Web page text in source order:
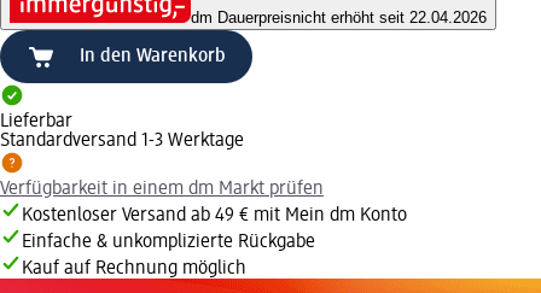
dm Dauerpreisnicht erhöht seit 22.04.2026
In den Warenkorb
Lieferbar
Standardversand 1-3 Werktage
Verfügbarkeit in einem dm Markt prüfen
Kostenloser Versand ab 49 € mit Mein dm Konto
Einfache & unkomplizierte Rückgabe
Kauf auf Rechnung möglich